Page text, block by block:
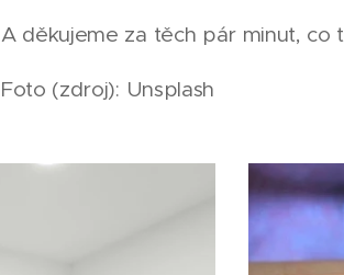
A děkujeme za těch pár minut,
Foto (zdroj): Unsplash